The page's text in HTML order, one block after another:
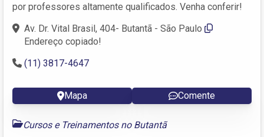
por professores altamente qualificados. Venha conferir!
Av. Dr. Vital Brasil, 404- Butantã - São Paulo
Endereço copiado!
(11) 3817-4647
Mapa Comente
Cursos e Treinamentos no Butantã